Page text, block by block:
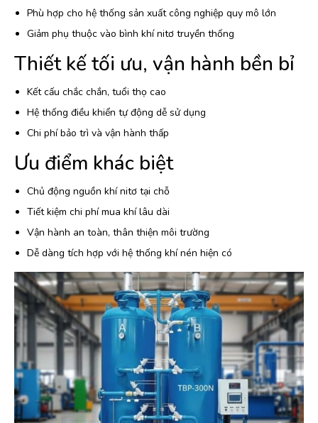
Phù hợp cho hệ thống sản xuất công nghiệp quy mô lớn
Giảm phụ thuộc vào bình khí nitơ truyền thống
Thiết kế tối ưu, vận hành bền bỉ
Kết cấu chắc chắn, tuổi thọ cao
Hệ thống điều khiển tự động dễ sử dụng
Chi phí bảo trì và vận hành thấp
Ưu điểm khác biệt
Chủ động nguồn khí nitơ tại chỗ
Tiết kiệm chi phí mua khí lâu dài
Vận hành an toàn, thân thiện môi trường
Dễ dàng tích hợp với hệ thống khí nén hiện có